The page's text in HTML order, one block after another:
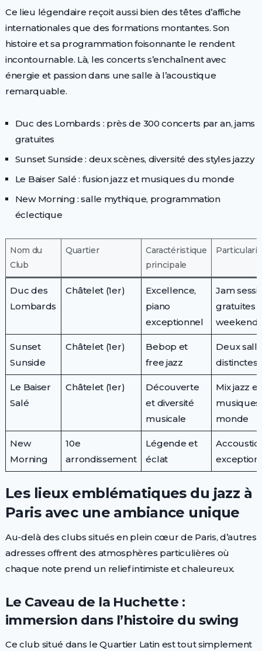
Ce lieu légendaire reçoit aussi bien des têtes d’affiche
internationales que des formations montantes. Son
histoire et sa programmation foisonnante le rendent
incontournable. Là, les concerts s’enchaînent avec
énergie et passion dans une salle à l’acoustique
remarquable.
Duc des Lombards : près de 300 concerts par an, jams
gratuites
Sunset Sunside : deux scènes, diversité des styles jazzy
Le Baiser Salé : fusion jazz et musiques du monde
New Morning : salle mythique, programmation
éclectique
Nom du
Club
Quartier
Caractéristique
principale
Duc des
Lombards
Châtelet (1er)
Excellence,
piano
exceptionnel
Jam
gratuites
weekend
Sunset
Sunside
Châtelet (1er)
Bebop et
free jazz
Deux
distinctes
Le Baiser
Salé
Châtelet (1er)
Découverte
et diversité
musicale
Mix jazz et
monde
New
Morning
10e
arrondissement
Légende et
éclat
Les lieux emblématiques du jazz à
Paris avec une ambiance unique
Au-delà des clubs situés en plein cœur de Paris, d’autres
adresses offrent des atmosphères particulières où
chaque note prend un relief intimiste et chaleureux.
Le Caveau de la Huchette :
immersion dans l’histoire du swing
Ce club situé dans le Quartier Latin est tout simplement